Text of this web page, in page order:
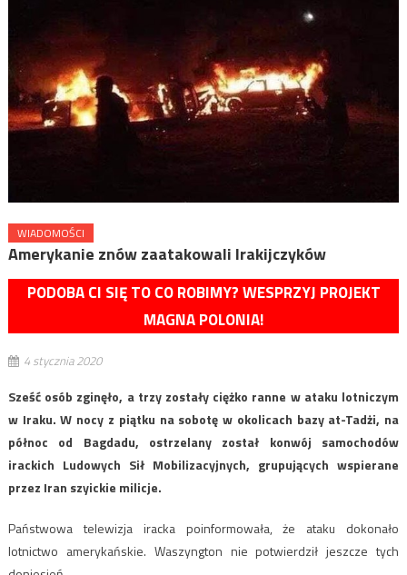
WIADOMOŚCI
Amerykanie znów zaatakowali Irakijczyków
PODOBA CI SIĘ TO CO ROBIMY? WESPRZYJ PROJEKT
MAGNA POLONIA!
4 stycznia 2020
Sześć osób zginęło, a trzy zostały ciężko ranne w ataku lotniczym
w Iraku. W nocy z piątku na sobotę w okolicach bazy at-Tadżi, na
północ od Bagdadu, ostrzelany został konwój samochodów
irackich Ludowych Sił Mobilizacyjnych, grupujących wspierane
przez Iran szyickie milicje.
Państwowa telewizja iracka poinformowała, że ataku dokonało
lotnictwo amerykańskie. Waszyngton nie potwierdził jeszcze tych